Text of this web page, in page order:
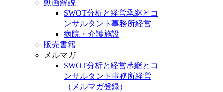
動画解説
SWOT分析と経営承継とコ
ンサルタント事務所経営
病院・介護施設
販売書籍
メルマガ
SWOT分析と経営承継とコ
ンサルタント事務所経営
（メルマガ登録）